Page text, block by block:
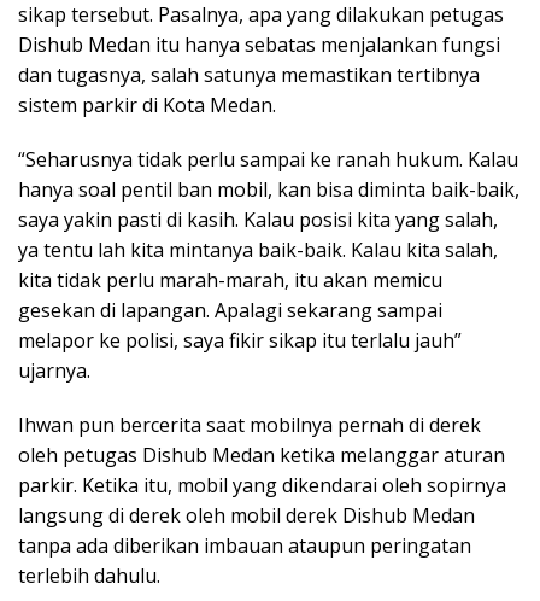
sikap tersebut. Pasalnya, apa yang dilakukan petugas
Dishub Medan itu hanya sebatas menjalankan fungsi
dan tugasnya, salah satunya memastikan tertibnya
sistem parkir di Kota Medan.
“Seharusnya tidak perlu sampai ke ranah hukum. Kalau
hanya soal pentil ban mobil, kan bisa diminta baik-baik,
saya yakin pasti di kasih. Kalau posisi kita yang salah,
ya tentu lah kita mintanya baik-baik. Kalau kita salah,
kita tidak perlu marah-marah, itu akan memicu
gesekan di lapangan. Apalagi sekarang sampai
melapor ke polisi, saya fikir sikap itu terlalu jauh”
ujarnya.
Ihwan pun bercerita saat mobilnya pernah di derek
oleh petugas Dishub Medan ketika melanggar aturan
parkir. Ketika itu, mobil yang dikendarai oleh sopirnya
langsung di derek oleh mobil derek Dishub Medan
tanpa ada diberikan imbauan ataupun peringatan
terlebih dahulu.